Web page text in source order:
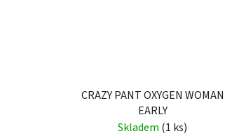
CRAZY PANT OXYGEN WOMAN
EARLY
Skladem (1 ks)